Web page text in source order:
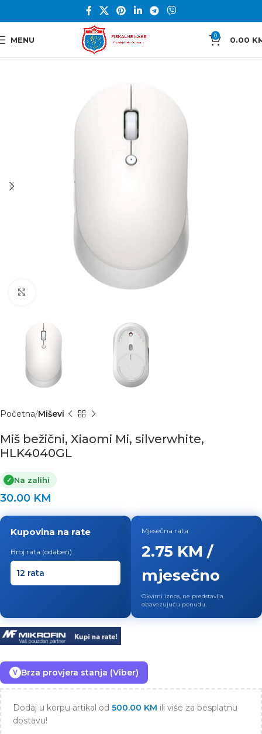
MENU 0 0.00
Početna Miševi
Miš bežični, Xiaomi Mi, silverwhite,
HLK4040GL
✓ Na zalihi
30.00 KM
Kupovina na rate
Broj rata (odaberi)
Mjesečna rata
2.75 KM /
mjesečno
Okvirni iznos, ne predstavlja
obavezujuću ponudu.
V Brza provjera stanja (Viber)
Dodaj u korpu artikal od 500.00 KM ili više za besplatnu
dostavu!